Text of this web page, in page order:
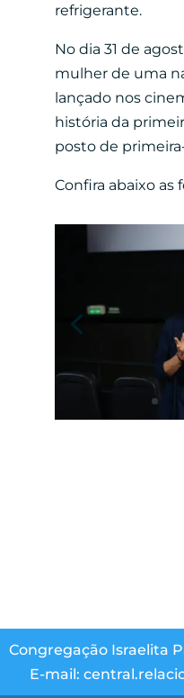
refrigerante.
No dia 31 de
mulher de uma
lançado nos
história da
posto de
Confira abaixo as
Congregação Israelita
E-mail: